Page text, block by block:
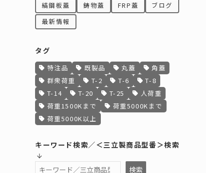
縞鋼板蓋 鋳物蓋 FRP蓋
ブログ
最新情報
タグ
特注品 既製品 丸蓋
角蓋
群衆荷重
T-2 T-6
T-8
T-14
T-20 T-25
人荷重
荷重1500Kまで
荷重5000Kまで
荷重5000K以上
キーワード検索／＜三立製商品型番＞検索
検索 検索